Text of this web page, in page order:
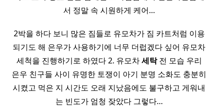
서 정말 속 시원하게 케어…
2박을 하다 보니 많은 짐들로 유모차가 짐 카트처럼 이용
되기도 해 은우가 사용하기에 너무 더럽겠다 싶어 유모차
세척을 진행하기로 하였다 2. 유모차세탁전 모습 우리
은우 친구들 사이 유명한 토쟁이 아기 분명 소화도 충분히
시켰고 먹은 지 시간도 오래 지났음에도 불구하고 게워내
는 빈도가 엄청 잦았다 그렇다…